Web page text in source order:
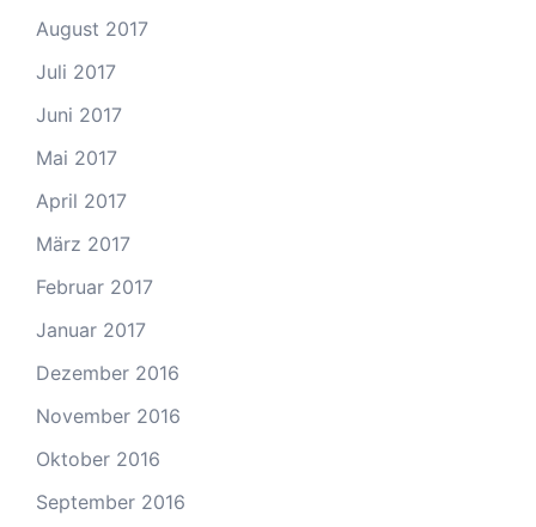
August 2017
Juli 2017
Juni 2017
Mai 2017
April 2017
März 2017
Februar 2017
Januar 2017
Dezember 2016
November 2016
Oktober 2016
September 2016